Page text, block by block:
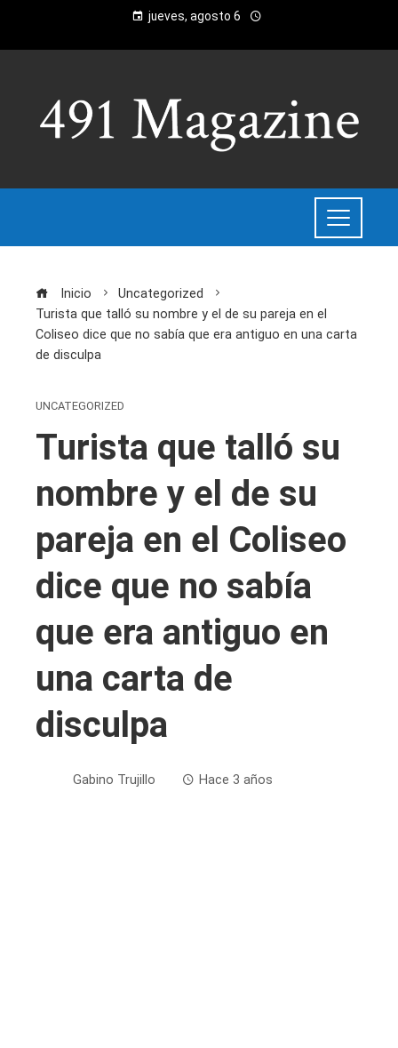
jueves, agosto 6
Inicio
Uncategorized
Turista que talló su nombre y el de su pareja en el
Coliseo dice que no sabía que era antiguo en una carta
de disculpa
UNCATEGORIZED
Turista que talló su
nombre y el de su
pareja en el Coliseo
dice que no sabía
que era antiguo en
una carta de
disculpa
Gabino Trujillo Hace 3 años